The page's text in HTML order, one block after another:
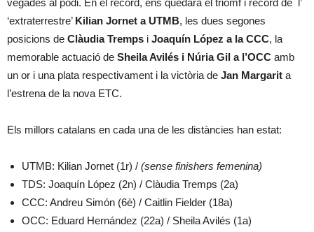
vegades al podi. En el record, ens quedarà el triomf i rècord de l’
‘extraterrestre’ Kilian Jornet a UTMB, les dues segones
posicions de Clàudia Tremps i Joaquín López a la CCC, la
memorable actuació de Sheila Avilés i Núria Gil a l’OCC amb
un or i una plata respectivament i la victòria de Jan Margarit a
l’estrena de la nova ETC.
Els millors catalans en cada una de les distàncies han estat:
UTMB: Kilian Jornet (1r) / (sense finishers femenina)
TDS: Joaquín López (2n) / Clàudia Tremps (2a)
CCC: Andreu Simón (6è) / Caitlin Fielder (18a)
OCC: Eduard Hernández (22a) / Sheila Avilés (1a)